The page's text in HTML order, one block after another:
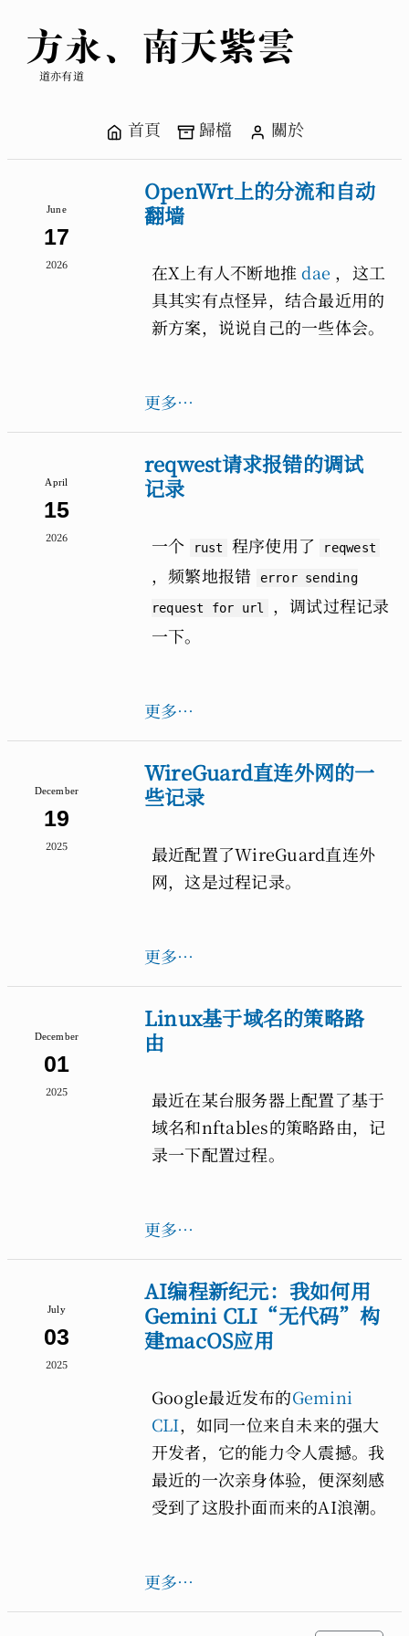
方永、南天紫雲
道亦有道
首頁 歸檔 關於
June
17
2026
OpenWrt上的分流和自动
翻墙
在X上有人不断地推dae ，这工
具其实有点怪异，结合最近用的
新方案，说说自己的一些体会。
更多…
April
15
2026
reqwest请求报错的调试
记录
一个 rust 程序使用了 reqwest
，频繁地报错 error sending
request for url
，调试过程记录
一下。
更多…
December
19
2025
WireGuard直连外网的一
些记录
最近配置了WireGuard直连外
网，这是过程记录。
更多…
December
01
2025
Linux基于域名的策略路
由
最近在某台服务器上配置了基于
域名和nftables的策略路由，记
录一下配置过程。
更多…
July
03
2025
AI编程新纪元：我如何用
Gemini CLI“无代码”构
建macOS应用
Google最近发布的Gemini
CLI，如同一位来自未来的强大
开发者，它的能力令人震撼。我
最近的一次亲身体验，便深刻感
受到了这股扑面而来的AI浪潮。
更多…